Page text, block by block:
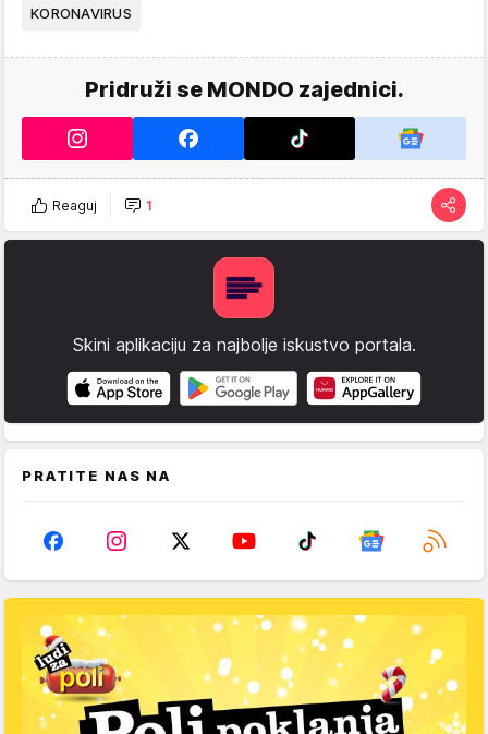
KORONAVIRUS
Pridruži se MONDO zajednici.
Reaguj 1
Skini aplikaciju za najbolje iskustvo portala.
PRATITE NAS NA